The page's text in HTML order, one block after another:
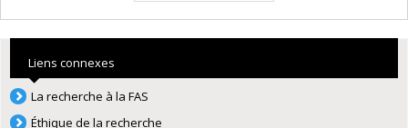
Liens connexes
La recherche à la FAS
Éthique de la recherche